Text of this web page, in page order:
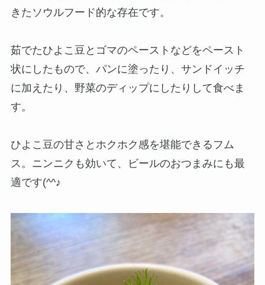
きたソウルフード的な存在です。
茹でたひよこ豆とゴマのペーストなどをペースト
状にしたもので、パンに塗ったり、サンドイッチ
に加えたり、野菜のディップにしたりして食べま
す。
ひよこ豆の甘さとホクホク感を堪能できるフム
ス。ニンニクも効いて、ビールのおつまみにも最
適です(^^♪